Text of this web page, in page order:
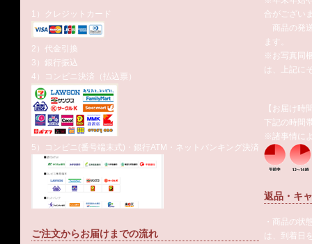
1）クレジットカード
2）代金引換
3）銀行振込
4）コンビニ決済（払込票）
5）コンビニ(番号端末式)・銀行ATM・ネットバンキング決済
ご注文からお届けまでの流れ
合がござい
商品の発
ます。
※お写真同
は、上記に
【お届け時
下記の時間
※諸事情に
返品・キ
・商品の状
は、到着日